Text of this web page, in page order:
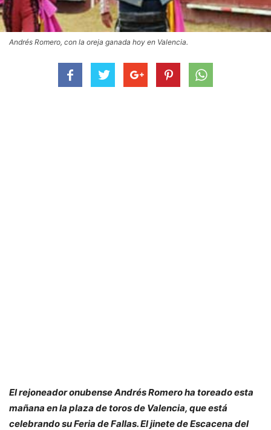
Andrés Romero, con la oreja ganada hoy en Valencia.
El rejoneador onubense Andrés Romero ha toreado esta
mañana en la plaza de toros de Valencia, que está
celebrando su Feria de Fallas. El jinete de Escacena del